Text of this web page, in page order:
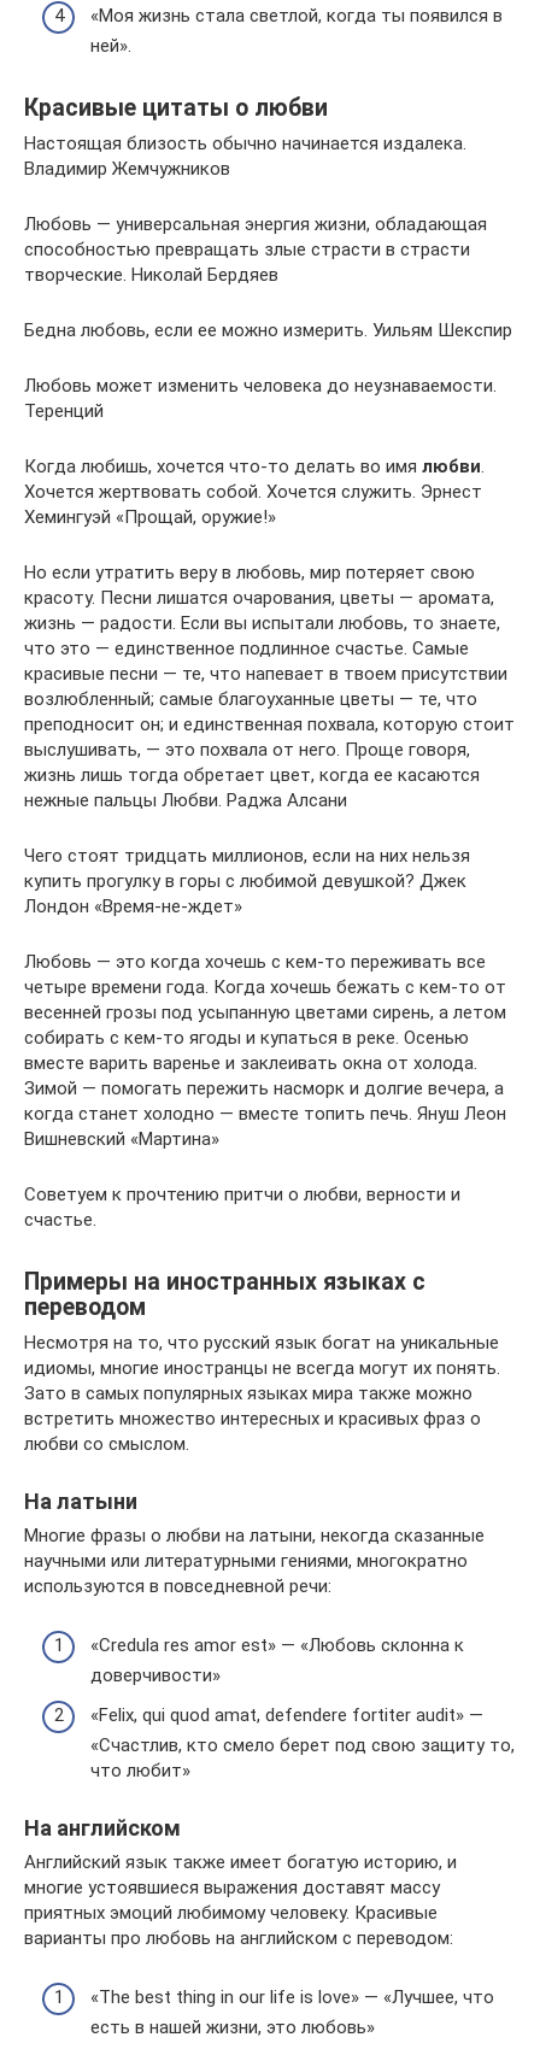
«Моя жизнь стала светлой, когда ты появился в
ней».
Красивые цитаты о любви
Настоящая близость обычно начинается издалека.
Владимир Жемчужников
Любовь — универсальная энергия жизни, обладающая
способностью превращать злые страсти в страсти
творческие. Николай Бердяев
Бедна любовь, если ее можно измерить. Уильям Шекспир
Любовь может изменить человека до неузнаваемости.
Теренций
Когда любишь, хочется что-то делать во имя любви.
Хочется жертвовать собой. Хочется служить. Эрнест
Хемингуэй «Прощай, оружие!»
Но если утратить веру в любовь, мир потеряет свою
красоту. Песни лишатся очарования, цветы — аромата,
жизнь — радости. Если вы испытали любовь, то знаете,
что это — единственное подлинное счастье. Самые
красивые песни — те, что напевает в твоем присутствии
возлюбленный; самые благоуханные цветы — те, что
преподносит он; и единственная похвала, которую стоит
выслушивать, — это похвала от него. Проще говоря,
жизнь лишь тогда обретает цвет, когда ее касаются
нежные пальцы Любви. Раджа Алсани
Чего стоят тридцать миллионов, если на них нельзя
купить прогулку в горы с любимой девушкой? Джек
Лондон «Время-не-ждет»
Любовь — это когда хочешь с кем-то переживать все
четыре времени года. Когда хочешь бежать с кем-то от
весенней грозы под усыпанную цветами сирень, а летом
собирать с кем-то ягоды и купаться в реке. Осенью
вместе варить варенье и заклеивать окна от холода.
Зимой — помогать пережить насморк и долгие вечера, а
когда станет холодно — вместе топить печь. Януш Леон
Вишневский «Мартина»
Советуем к прочтению притчи о любви, верности и
счастье.
Примеры на иностранных языках с
переводом
Несмотря на то, что русский язык богат на уникальные
идиомы, многие иностранцы не всегда могут их понять.
Зато в самых популярных языках мира также можно
встретить множество интересных и красивых фраз о
любви со смыслом.
На латыни
Многие фразы о любви на латыни, некогда сказанные
научными или литературными гениями, многократно
используются в повседневной речи:
«Credula res amor est» — «Любовь склонна к
доверчивости»
«Felix, qui quod amat, defendere fortiter audit» —
«Счастлив, кто смело берет под свою защиту то,
что любит»
На английском
Английский язык также имеет богатую историю, и
многие устоявшиеся выражения доставят массу
приятных эмоций любимому человеку. Красивые
варианты про любовь на английском с переводом:
«The best thing in our life is love» — «Лучшее, что
есть в нашей жизни, это любовь»